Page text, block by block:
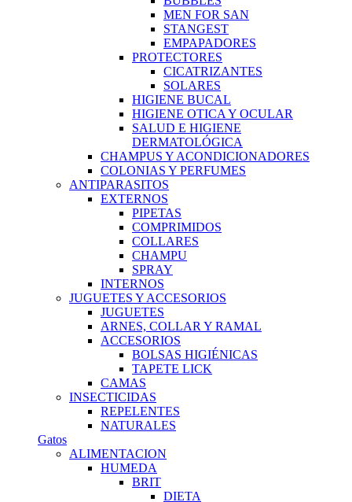
MEN FOR SAN
STANGEST
EMPAPADORES
PROTECTORES
CICATRIZANTES
SOLARES
HIGIENE BUCAL
HIGIENE OTICA Y OCULAR
SALUD E HIGIENE
DERMATOLÓGICA
CHAMPUS Y ACONDICIONADORES
COLONIAS Y PERFUMES
ANTIPARASITOS
EXTERNOS
PIPETAS
COMPRIMIDOS
COLLARES
CHAMPU
SPRAY
INTERNOS
JUGUETES Y ACCESORIOS
JUGUETES
ARNES, COLLAR Y RAMAL
ACCESORIOS
BOLSAS HIGIÉNICAS
TAPETE LICK
CAMAS
INSECTICIDAS
REPELENTES
NATURALES
Gatos
ALIMENTACION
HUMEDA
BRIT
DIETA